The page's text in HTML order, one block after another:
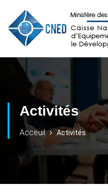
Activités
Acceuil Activités